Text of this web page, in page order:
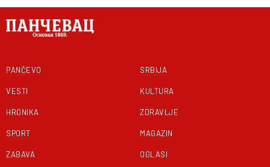
PANČEVO
VESTI
HRONIKA
SPORT
ZABAVA
SRBIJA
KULTURA
ZDRAVLJE
MAGAZIN
OGLASI